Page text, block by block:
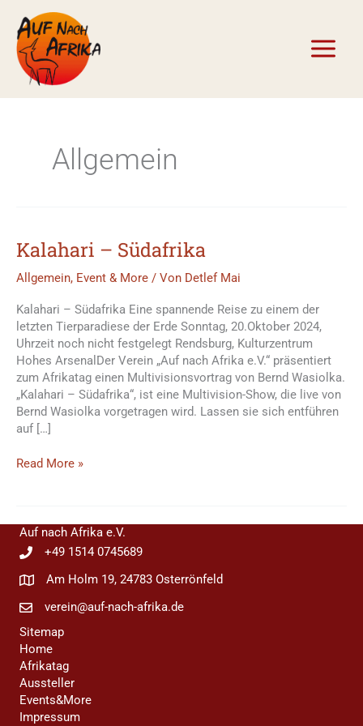
Inhalt
springen
Allgemein
Kalahari – Südafrika
Allgemein, Event & More / Von Detlef Mai
Kalahari – Südafrika Eine spannende Reise zu einem der
letzten Tierparadiese der Erde Sonntag, 20.Oktober 2024,
Uhrzeit noch nicht festgelegt Rendsburg, Kulturzentrum
Hohes ArsenalDer Verein „Auf nach Afrika e.V.“ präsentiert
zum Afrikatag einen Multivisionsvortrag von Bernd Wasiolka.
„Kalahari – Südafrika“, ist eine Multivision-Show, die live von
Bernd Wasiolka vorgetragen wird. Lassen sie sich entführen
auf […]
Kalahari
Read More »
Auf nach Afrika e.V.
+49 1514 0745689
Am Holm 19, 24783 Osterrönfeld
verein@auf-nach-afrika.de
Sitemap
Home
Afrikatag
Aussteller
Events&More
Impressum